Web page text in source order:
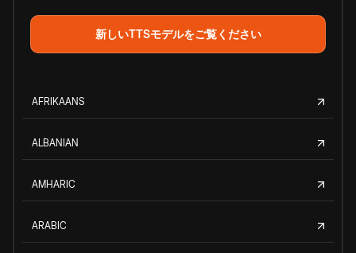
新しいTTSモデルをご覧ください
AFRIKAANS
ALBANIAN
AMHARIC
ARABIC